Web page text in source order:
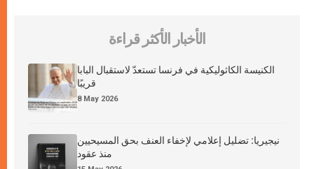
الأخبار الأكثر قراءة
الكنيسة الكاثوليكية في فرنسا تستعدّ لاستقبال البابا
قريبًا
8 May 2026
نيجيريا: تضليل إعلامي لإخفاء العنف بحق المسيحيين
منذ عقود